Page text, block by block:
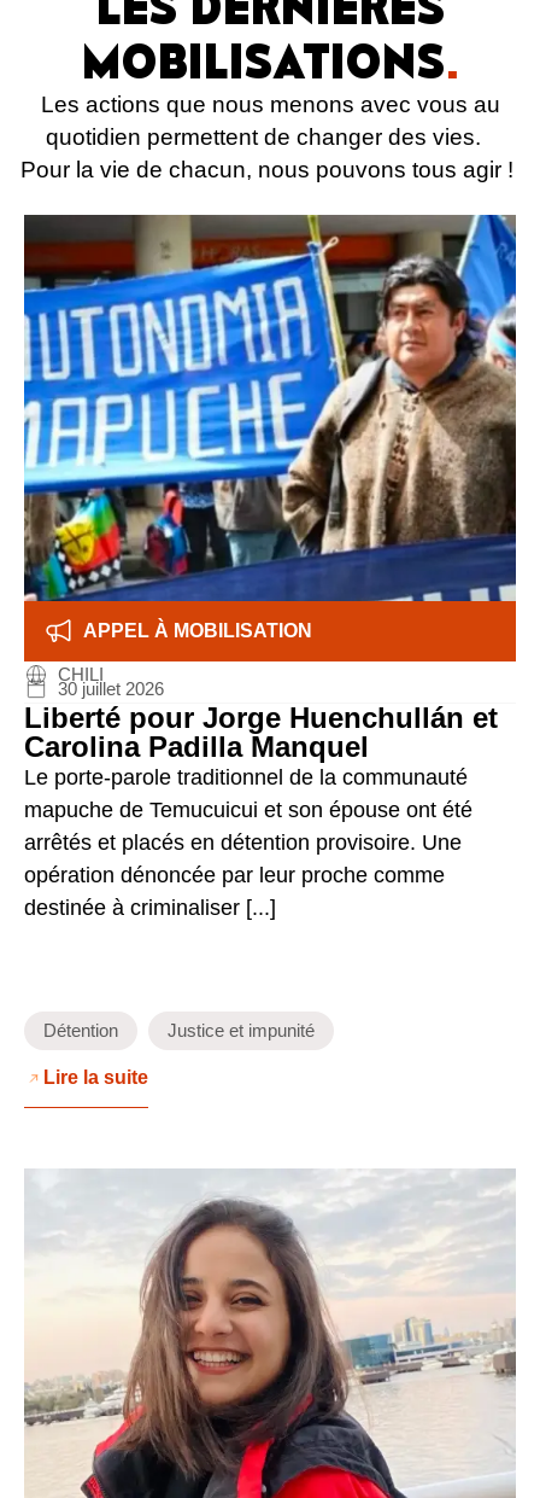
MOBILISATIONS.
Les actions que nous menons avec vous au
quotidien permettent de changer des vies.
Pour la vie de chacun, nous pouvons tous agir !
APPEL À MOBILISATION
CHILI
30 juillet 2026
Liberté pour Jorge Huenchullán et
Carolina Padilla Manquel
Le porte-parole traditionnel de la communauté
mapuche de Temucuicui et son épouse ont été
arrêtés et placés en détention provisoire. Une
opération dénoncée par leur proche comme
destinée à criminaliser [...]
Détention Justice et impunité
Lire la suite